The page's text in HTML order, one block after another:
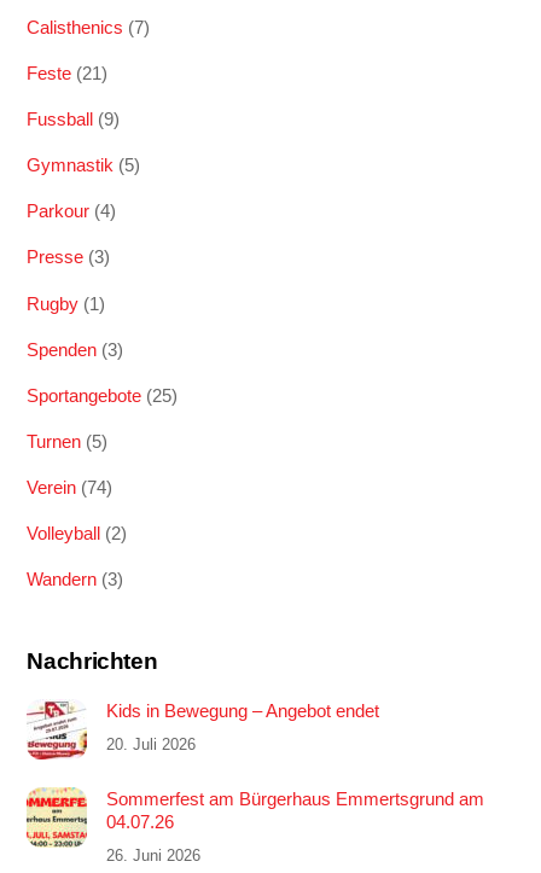
Calisthenics (7)
Feste (21)
Fussball (9)
Gymnastik (5)
Parkour (4)
Presse (3)
Rugby (1)
Spenden (3)
Sportangebote (25)
Turnen (5)
Verein (74)
Volleyball (2)
Wandern (3)
Nachrichten
Kids in Bewegung – Angebot endet
20. Juli 2026
Sommerfest am Bürgerhaus Emmertsgrund am
04.07.26
26. Juni 2026